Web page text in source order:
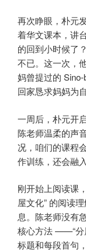
再次睁眼，朴元
着华文课本，讲
的回到小时候了
不已。这一次，
妈曾提过的
回家恳求妈妈为
一周后，朴元开
陈老师温柔的声
况，咱们的课程
作训练，还会融
刚开始上阅读课
屋文化” 的阅读
息。陈老师没有
核心方法 ——“分
标题和每段首句